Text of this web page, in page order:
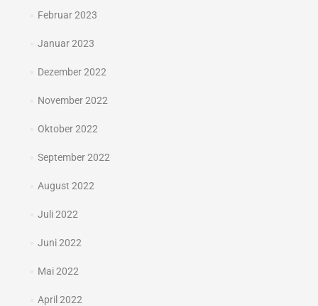
Februar 2023
Januar 2023
Dezember 2022
November 2022
Oktober 2022
September 2022
August 2022
Juli 2022
Juni 2022
Mai 2022
April 2022